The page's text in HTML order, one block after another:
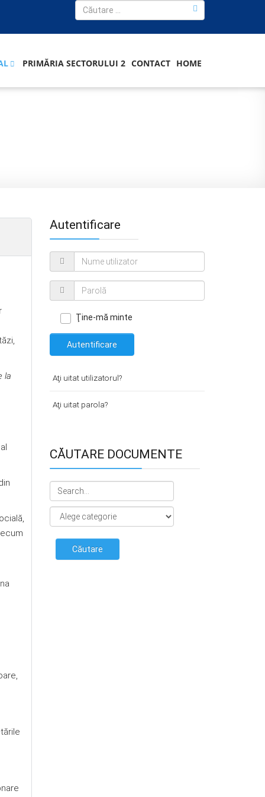
PRIMĂRIA SECTORULUI 2 CONTACT HOME
la
Autentificare
Ţine-mă minte
Autentificare
Aţi uitat utilizatorul?
Aţi uitat parola?
CĂUTARE DOCUMENTE